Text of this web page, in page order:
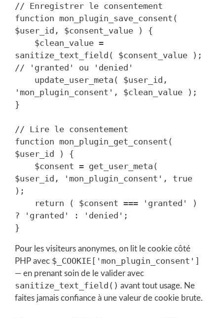
// Enregistrer le consentement
function mon_plugin_save_consent(
$user_id, $consent_value ) {
sanitize_text_field( $consent_value );
// 'granted' ou 'denied'
'mon_plugin_consent', $clean_value );
}
// Lire le consentement
function mon_plugin_get_consent(
$user_id ) {
$user_id, 'mon_plugin_consent', true
);
? 'granted' : 'denied';
Pour les visiteurs anonymes, on lit le cookie côté
PHP avec $_COOKIE['mon_plugin_consent']
— en prenant soin de le valider avec
sanitize_text_field() avant tout usage. Ne
faites jamais confiance à une valeur de cookie brute.